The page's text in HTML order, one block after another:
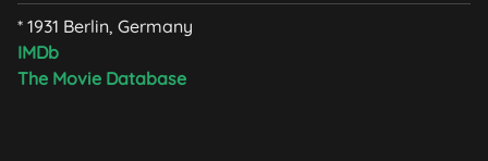
* 1931 Berlin, Germany
IMDb
The Movie Database